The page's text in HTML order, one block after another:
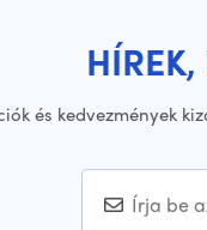
és kedvezmények